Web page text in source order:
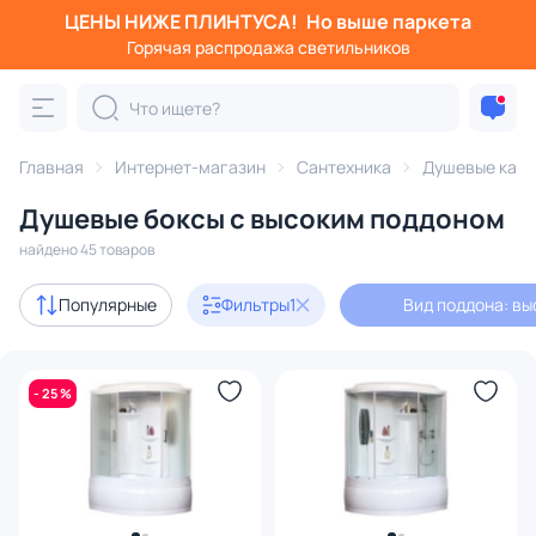
ЦЕНЫ НИЖЕ ПЛИНТУСА! Но выше паркета
Горячая распродажа светильников
Главная Интернет-магазин Сантехника Душевые
Душевые боксы с высоким поддоном
найдено 45 товаров
Популярные Фильтры1 Вид поддона:
- 25 %
Фильтры
Категория:
душевые боксы с ванной с низким поддоном с
Акции 2
Цена